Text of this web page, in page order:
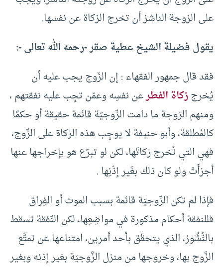
على الزوجة الناشز أن تخرج الزكاة عن نفسها.
يقول فضيلة الشيخ عطية صقر -رحمه الله تعالى -:
فقد قال جمهور الفقهاء : إن الزّوج يجب عليه أن
يُخرجزكاة الفطرعن نفسِه وعمّن تجِب عليه نفقتهم ،
ومنهم الزوجة ما دامت الزّوجيّة قائمة حقيقة أو حكمًا
كالمُطلقة، وأبو حنيفة لا يوجِب هذه الزكاة على الزّوج،
فهي التي تُخرج زكاتَها، لكن لو تبرّع هو بإخراجها عنها
أجزأَتْ ولو كان ذلك بغَير إذْنِها .
فإذا لم تكن الزّوجيّة قائمة بسبب الموت أو الفِراق
فللنفقة أحكام مذكورة في مواضِعِها، لكن النّفقة تسقط
بالنُّشُوز، الذي يتحقّق بأحد أمرين، امتناعها عن تمتُّع
الزَّوج بها، وخروجها من منزل الزَّوجيّة بغير إذنه وبغير